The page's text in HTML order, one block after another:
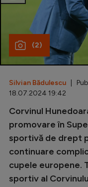
Inedit
CM
LaLiga
(2)
Silvian Bădulescu |
18.07.2024 19:42
Corvinul
promovare în
sportivă de drept
continuare
cupele europene.
sportiv al